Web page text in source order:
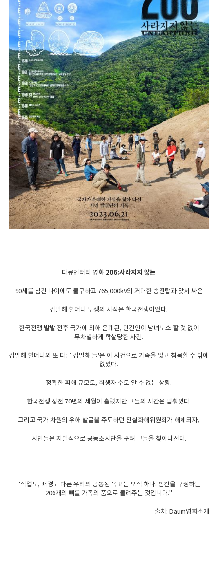
다큐멘터리 영화 206:사라지지 않는
90세를 넘긴 나이에도 불구하고 765,000kV의 거대한 송전탑과 맞서 싸운
김말해 할머니 투쟁의 시작은 한국전쟁이었다.
한국전쟁 발발 전후 국가에 의해 은폐된, 민간인이 남녀노소 할 것 없이
무차별하게 학살당한 사건.
김말해 할머니와 또 다른 김말해'들'은 이 사건으로 가족을 잃고 침묵할 수 밖에
없었다.
정확한 피해 규모도, 희생자 수도 알 수 없는 상황.
한국전쟁 정전 70년의 세월이 흘렀지만 그들의 시간은 멈춰있다.
그리고 국가 차원의 유해 발굴을 주도하던 진실화해위원회가 해체되자,
시민들은 자발적으로 공동조사단을 꾸려 그들을 찾아나선다.
"직업도, 배경도 다른 우리의 공통된 목표는 오직 하나. 인간을 구성하는
206개의 뼈를 가족의 품으로 돌려주는 것입니다."
-출처: Daum영화소개